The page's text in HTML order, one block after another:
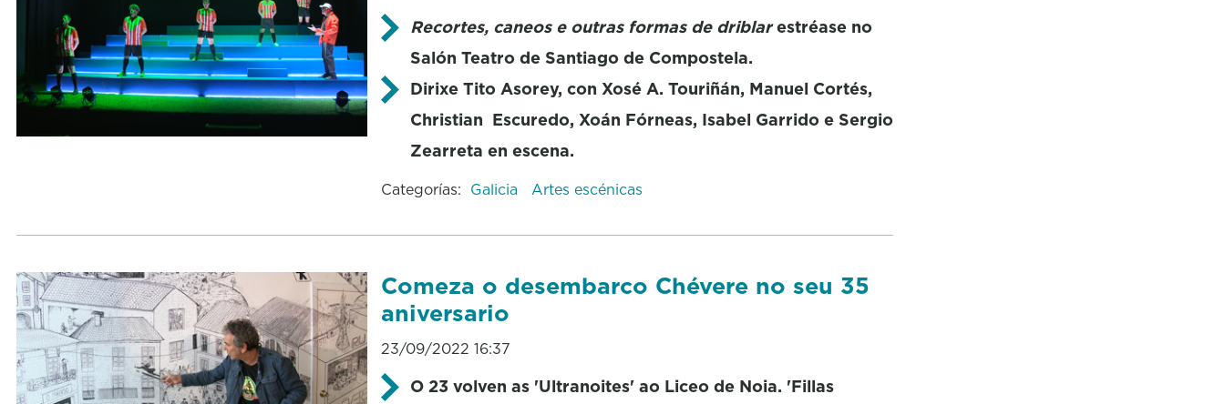
Recortes, caneos e outras formas de driblarestréase no
Salón Teatro de Santiago de Compostela.
Dirixe Tito Asorey, con Xosé A. Touriñán, Manuel Cortés,
Christian Escuredo, Xoán Fórneas, Isabel Garrido e Sergio
Zearreta en escena.
Categorías: Galicia Artes escénicas
Comeza o desembarco Chévere no seu 35
aniversario
23/09/2022 16:37
O 23 volven as 'Ultranoites' ao Liceo de Noia. 'Fillas